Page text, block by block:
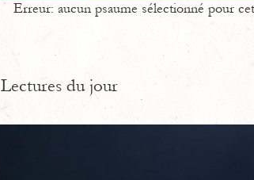
Erreur: aucun psaume sélectionné pour
Lectures du jour